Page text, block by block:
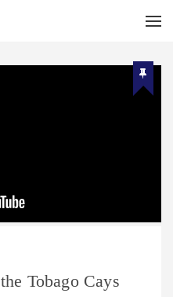
Tobago Cays